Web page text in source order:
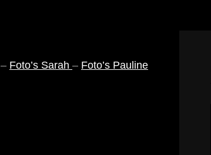
– Foto’s Sarah – Foto’s Pauline